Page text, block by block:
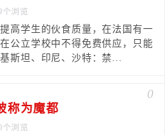
个浏览
高学生的伙食质量，在法国有一
公立学校中不得免费供应，只能
斯坦、印尼、沙特：禁...
0
称为魔都
个浏览